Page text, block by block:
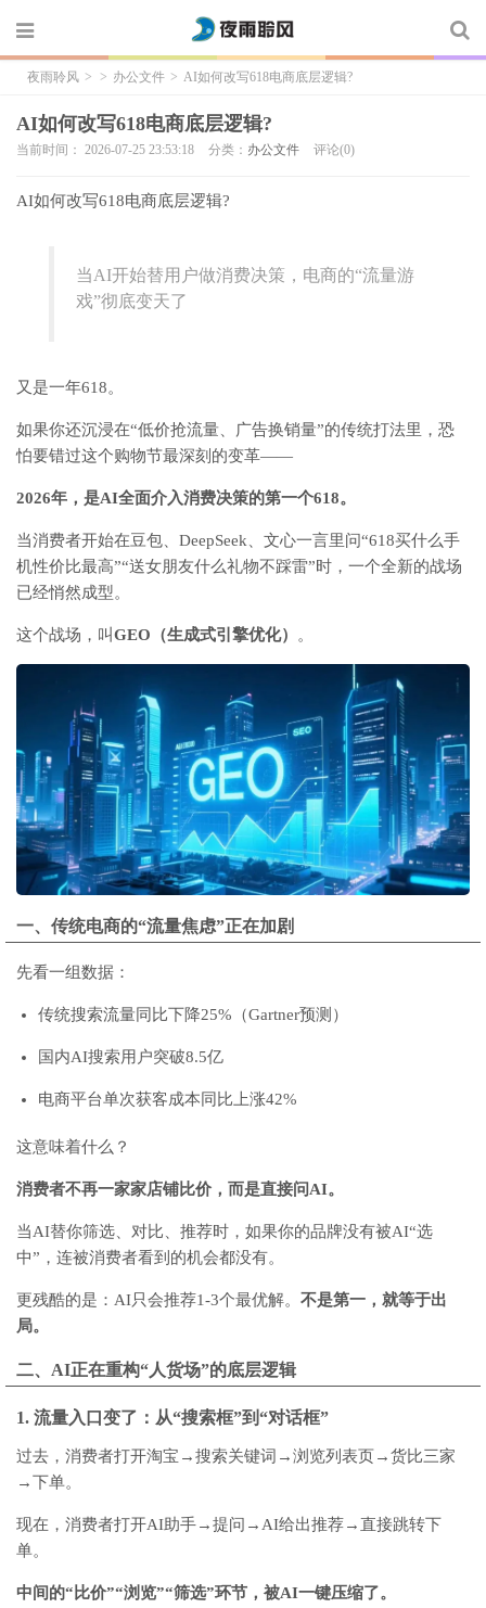
夜雨聆风 > > 办公文件 > AI如何改写618电商底层逻辑?
AI如何改写618电商底层逻辑?
当前时间： 2026-07-25 23:53:18 分类： 办公文件 评论(0)
AI如何改写618电商底层逻辑?
当AI开始替用户做消费决策，电商的“流量游
戏”彻底变天了
又是一年618。
如果你还沉浸在“低价抢流量、广告换销量”的传统打法里，恐
怕要错过这个购物节最深刻的变革——
2026年，是AI全面介入消费决策的第一个618。
当消费者开始在豆包、DeepSeek、文心一言里问“618买什么手
机性价比最高”“送女朋友什么礼物不踩雷”时，一个全新的战场
已经悄然成型。
这个战场，叫GEO（生成式引擎优化） 。
一、传统电商的“流量焦虑”正在加剧
先看一组数据：
传统搜索流量同比下降25%（Gartner预测）
国内AI搜索用户突破8.5亿
电商平台单次获客成本同比上涨42%
这意味着什么？
消费者不再一家家店铺比价，而是直接问AI。
当AI替你筛选、对比、推荐时，如果你的品牌没有被AI“选
中”，连被消费者看到的机会都没有。
更残酷的是：AI只会推荐1-3个最优解。 不是第一，就等于出
局。
二、AI正在重构“人货场”的底层逻辑
1. 流量入口变了：从“搜索框”到“对话框”
过去，消费者打开淘宝→搜索关键词→浏览列表页→货比三家
→下单。
现在，消费者打开AI助手→提问→AI给出推荐→直接跳转下
单。
中间的“比价”“浏览”“筛选”环节，被AI一键压缩了。